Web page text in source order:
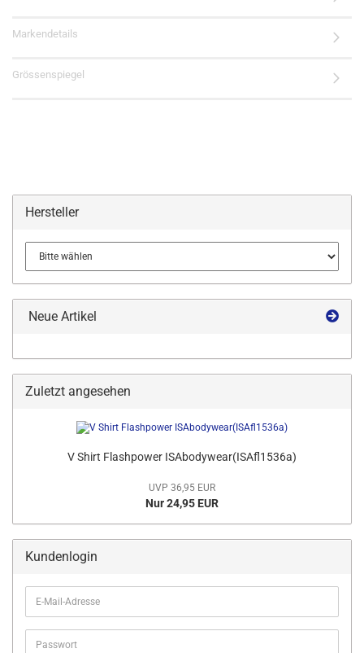
Markendetails
Grössenspiegel
Hersteller
Neue Artikel
Zuletzt angesehen
V Shirt Flashpower ISAbodywear(ISAfl1536a)
UVP 36,95 EUR
Nur 24,95 EUR
Kundenlogin
E-
Mail-
Adresse
Passwort